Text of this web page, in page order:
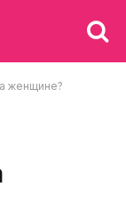
женщине?